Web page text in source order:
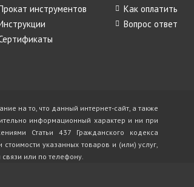
инструментов
Как оплатить
Вопрос ответ
на то, что данный интернет-сайт, а также
информационный характер и ни при
Статьи 437 Гражданского кодекса
указанных товаров и (или) услуг,
или по телефону.